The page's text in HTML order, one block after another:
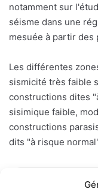
notamment sur
séisme dans une
mesuée à partir des
Les différentes
sismicité très faible
constructions dites
sisimique faible,
constructions
dits "à risque
Le risque